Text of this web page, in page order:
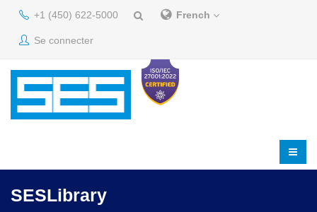
+1 (450) 622-5000 French
Se connecter
SESLibrary